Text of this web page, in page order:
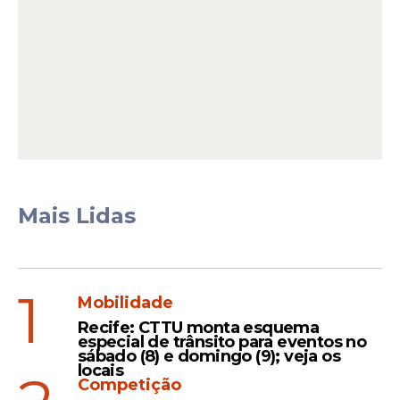
O ex-presidente do Uruguai, com 88 anos,
anunciou em uma declaração na segunda-
feira (29) que foi diagnosticado com o
tumor. Mujica não especificou se o tumor
é benigno ou maligno (câncer), apenas
Mais Lidas
1
Mobilidade
Recife: CTTU monta esquema
especial de trânsito para eventos no
sábado (8) e domingo (9); veja os
locais
Competição